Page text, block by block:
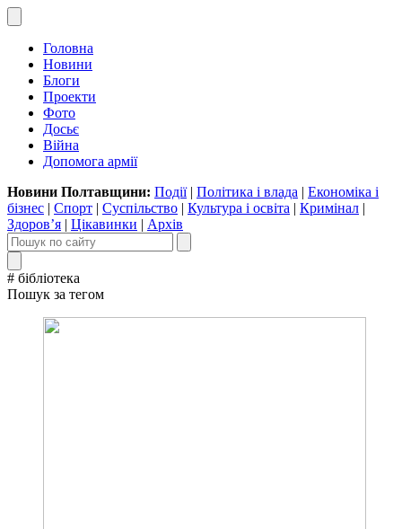
Головна
Новини
Блоги
Проекти
Фото
Досьє
Війна
Допомога армії
Новини Полтавщини: Події| Політика і влада | Економіка і
бізнес | Спорт | Суспільство | Культура і освіта | Кримінал |
Здоров’я | Цікавинки | Архів
# бібліотека
Пошук за тегом